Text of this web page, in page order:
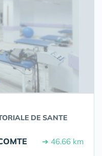
DE SANTE
➔ 46.66 km